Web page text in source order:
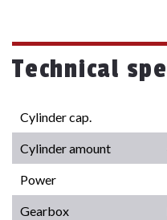
Technical
Cylinder cap.
Cylinder amount
Power
Gearbox